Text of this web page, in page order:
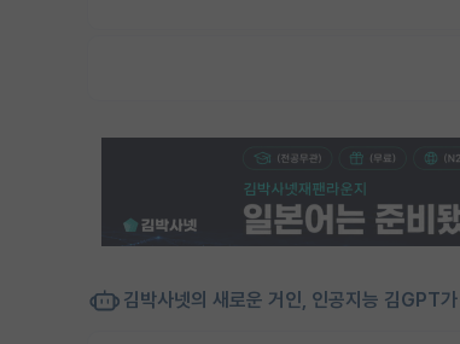
김박사넷의 새로운 거인, 인공지능 김GPT